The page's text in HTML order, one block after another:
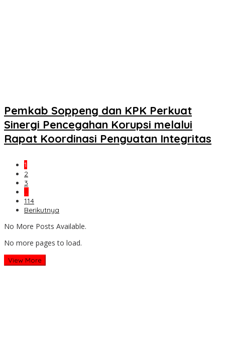
Pemkab Soppeng dan KPK Perkuat
Sinergi Pencegahan Korupsi melalui
Rapat Koordinasi Penguatan Integritas
1
2
3
…
114
Berikutnya
No More Posts Available.
No more pages to load.
View More